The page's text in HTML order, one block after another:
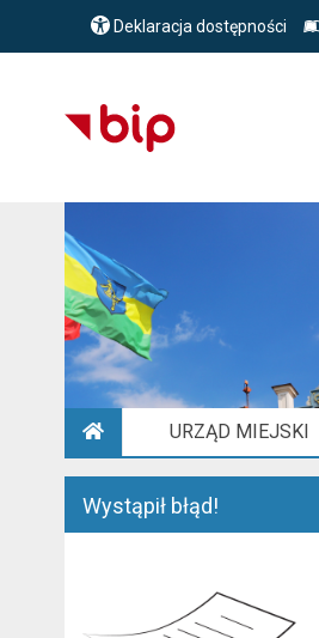
Deklaracja dostępności
URZĄD MIEJSKI
Wystąpił błąd!